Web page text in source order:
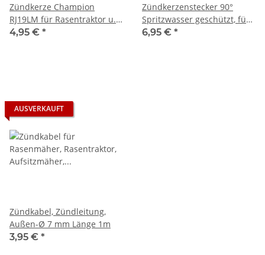
Zündkerze Champion
RJ19LM für Rasentraktor u.
Rasenmäher
4,95 € *
Zündkerzenstecker 90°
Spritzwasser geschützt, für
Rasentraktor
6,95 € *
AUSVERKAUFT
Zündkabel, Zündleitung,
Außen-Ø 7 mm Länge 1m
3,95 € *